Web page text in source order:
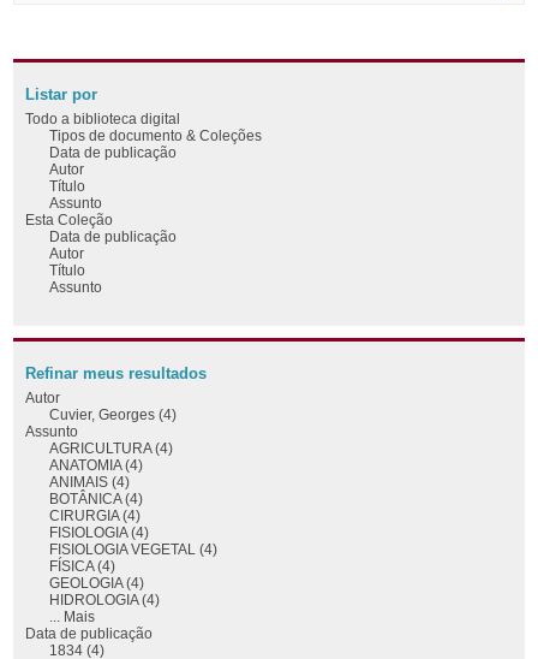
Listar por
Todo a biblioteca digital
Tipos de documento & Coleções
Data de publicação
Autor
Título
Assunto
Esta Coleção
Data de publicação
Autor
Título
Assunto
Refinar meus resultados
Autor
Cuvier, Georges (4)
Assunto
AGRICULTURA (4)
ANATOMIA (4)
ANIMAIS (4)
BOTÂNICA (4)
CIRURGIA (4)
FISIOLOGIA (4)
FISIOLOGIA VEGETAL (4)
FÍSICA (4)
GEOLOGIA (4)
HIDROLOGIA (4)
... Mais
Data de publicação
1834 (4)